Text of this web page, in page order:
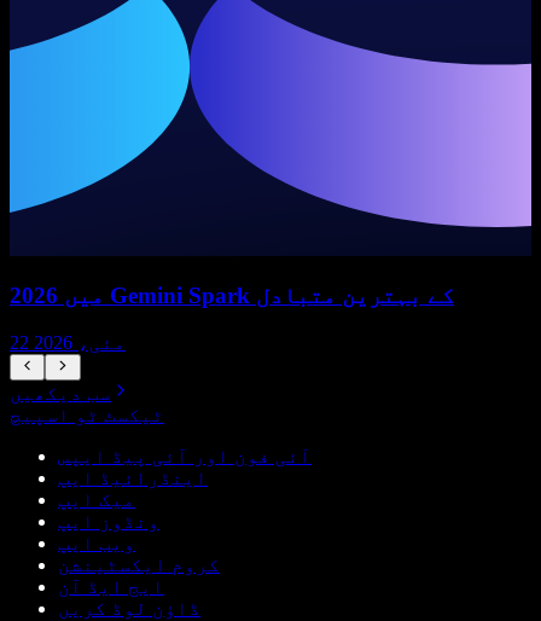
2026 میں Gemini Spark کے بہترین متبادل
22 مئی، 2026
سب دیکھیں
ٹیکسٹ ٹو اسپیچ
آئی فون اور آئی پیڈ ایپس
اینڈرائیڈ ایپ
میک ایپ
ونڈوز ایپ
ویب ایپ
کروم ایکسٹینشن
ایج ایڈ آن
ڈاؤن لوڈ کریں